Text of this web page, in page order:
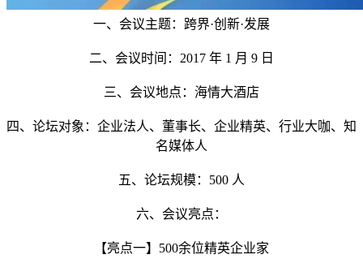
一、会议主题：跨界·创新·发展
二、会议时间：2017 年 1 月 9 日
三、会议地点：海情大酒店
四、论坛对象：企业法人、董事长、企业精英、行业大咖、知
名媒体人
五、论坛规模：500 人
六、会议亮点：
【亮点一】500余位精英企业家